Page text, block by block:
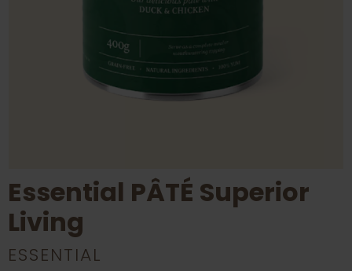
Essential PÂTÉ Superior
Living
ESSENTIAL